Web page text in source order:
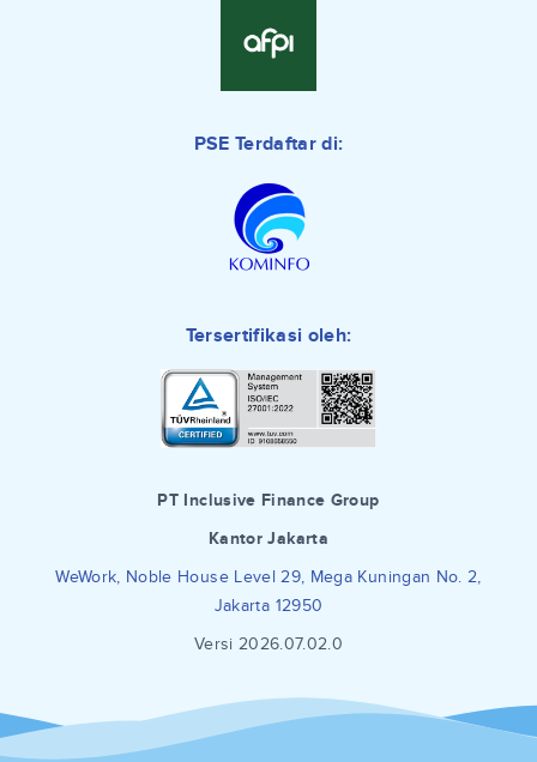
PSE Terdaftar di:
Tersertifikasi oleh:
PT Inclusive Finance Group
Kantor Jakarta
WeWork, Noble House Level 29, Mega Kuningan No. 2,
Jakarta 12950
Versi 2026.07.02.0